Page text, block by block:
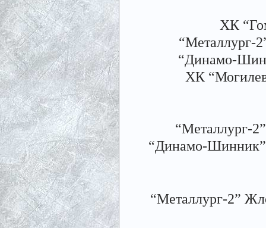
ХК
“Металлург-
“Динамо-
ХК
“Металлург-
“Динамо-Шинник”
“Металлург-2”